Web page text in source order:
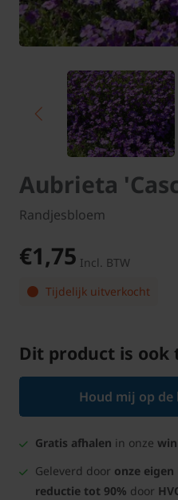
Aubrieta
Randjesbloem
€1,75 Incl. BTW
Tijdelijk uitverkocht
Dit product is
Houd mij op
Gratis afhalen in onze
Geleverd door onze
reductie tot 90% door